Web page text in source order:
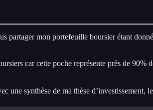
partager mon portefeuille boursier étant
car cette poche représente près de
une synthèse de ma thèse